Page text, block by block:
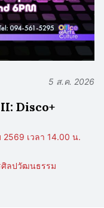
5 ส.ค. 2026
Disco+
2569 เวลา 14.00 น.
ศิลปวัฒนธรรม